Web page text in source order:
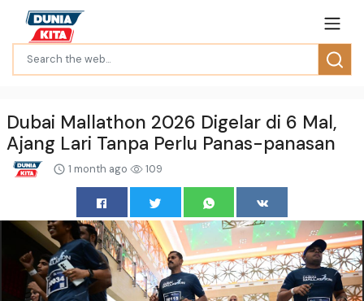
Dubai Mallathon 2026 Digelar di 6 Mal,
Ajang Lari Tanpa Perlu Panas-panasan
1 month ago 109